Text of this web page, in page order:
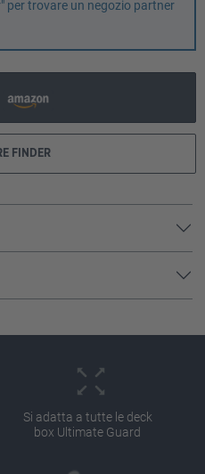
per trovare un negozio partner
FINDER
Si adatta a tutte le deck
box Ultimate Guard